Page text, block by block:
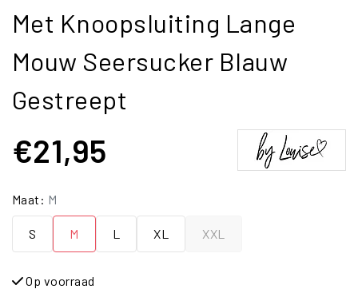
Met Knoopsluiting Lange
Mouw Seersucker Blauw
Gestreept
€21,95
Maat: M
S M L XL XXL
Op voorraad